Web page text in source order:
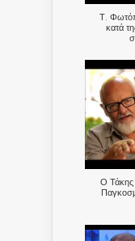
Τ.
κατά
Ο Τάκης